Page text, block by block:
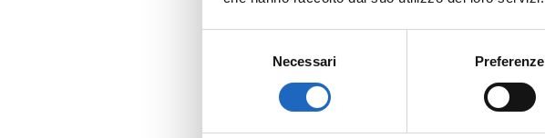
Necessari Preferenze